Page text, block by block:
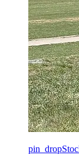
pin_drop